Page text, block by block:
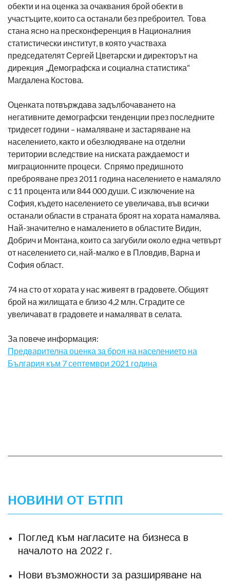
обекти и на оценка за очаквания брой обекти в
участъците, които са останали без преброител. Това
стана ясно на пресконференция в Националния
статистически институт, в която участваха
председателят Сергей Цветарски и директорът на
дирекция „Демографска и социална статистика“
Магдалена Костова.
Оценката потвърждава задълбочаването на
негативните демографски тенденции през последните
тридесет години – намаляване и застаряване на
населението, както и обезлюдяване на отделни
територии вследствие на ниската раждаемост и
миграционните процеси. Спрямо предишното
преброяване през 2011 година населението е намаляло
с 11 процента или 844 000 души. С изключение на
София, където населението се увеличава, във всички
останали области в страната броят на хората намалява.
Най-значително е намалението в областите Видин,
Добрич и Монтана, които са загубили около една четвърт
от населението си, най-малко е в Пловдив, Варна и
София област.
74 на сто от хората у нас живеят в градовете. Общият
брой на жилищата е близо 4,2 млн. Сградите се
увеличават в градовете и намаляват в селата.
За повече информация:
Предварителна оценка за броя на населението на
България към 7 септември 2021 година
НОВИНИ ОТ БТПП
Поглед към нагласите на бизнеса в
началото на 2022 г.
Нови възможности за разширяване на